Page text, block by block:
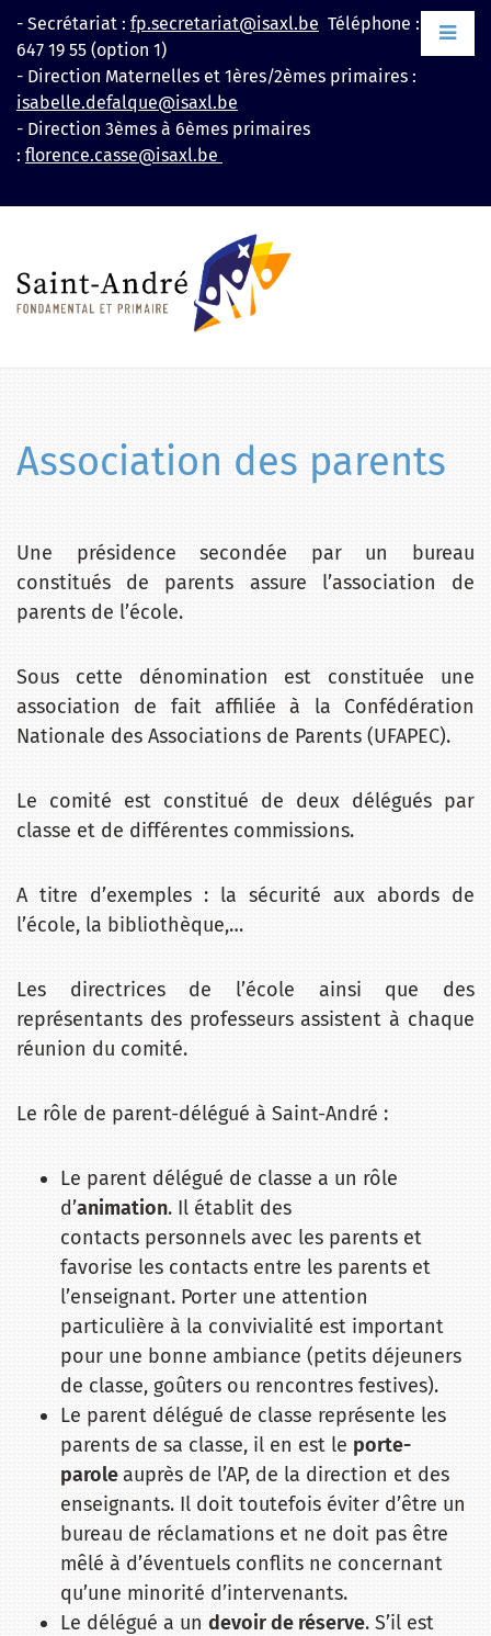
Aller
au
contenu
- Secrétariat : fp.secretariat@isaxl.be Téléphone : +32 2
647 19 55 (option 1)
- Direction Maternelles et 1ères/2èmes primaires :
isabelle.defalque@isaxl.be
- Direction 3èmes à 6èmes primaires
: florence.casse@isaxl.be
Association des parents
Une présidence secondée par un bureau
constitués de parents assure l’association de
parents de l’école.
Sous cette dénomination est constituée une
association de fait affiliée à la Confédération
Nationale des Associations de Parents (UFAPEC).
Le comité est constitué de deux délégués par
classe et de différentes commissions.
A titre d’exemples : la sécurité aux abords de
l’école, la bibliothèque,…
Les directrices de l’école ainsi que des
représentants des professeurs assistent à chaque
réunion du comité.
Le rôle de parent-délégué à Saint-André :
Le parent délégué de classe a un rôle
d’animation. Il établit des
contacts personnels avec les parents et
favorise les contacts entre les parents et
l’enseignant. Porter une attention
particulière à la convivialité est important
pour une bonne ambiance (petits déjeuners
de classe, goûters ou rencontres festives).
Le parent délégué de classe représente les
parents de sa classe, il en est le porte-
paroleauprès de l’AP, de la direction et des
enseignants. Il doit toutefois éviter d’être un
bureau de réclamations et ne doit pas être
mêlé à d’éventuels conflits ne concernant
qu’une minorité d’intervenants.
Le délégué a un devoir de réserve. S’il est